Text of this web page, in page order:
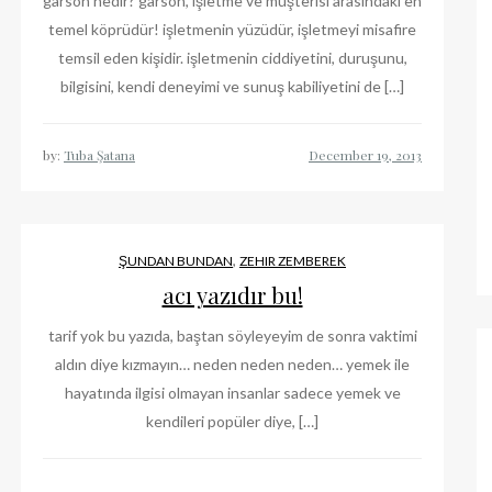
temel köprüdür! işletmenin yüzüdür, işletmeyi misafire
temsil eden kişidir. işletmenin ciddiyetini, duruşunu,
bilgisini, kendi deneyimi ve sunuş kabiliyetini de […]
by: Tuba Şatana
ŞUNDAN BUNDAN, ZEHIR ZEMBEREK
acı yazıdır bu!
tarif yok bu yazıda, baştan söyleyeyim de sonra vaktimi
aldın diye kızmayın… neden neden neden… yemek ile
hayatında ilgisi olmayan insanlar sadece yemek ve
kendileri popüler diye, […]